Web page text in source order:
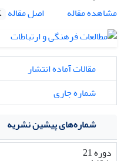
مشاهده مقاله
اصل مقاله
مقالات آماده انتشار
شماره جاری
شماره‌های پیشین نشریه
دوره 21